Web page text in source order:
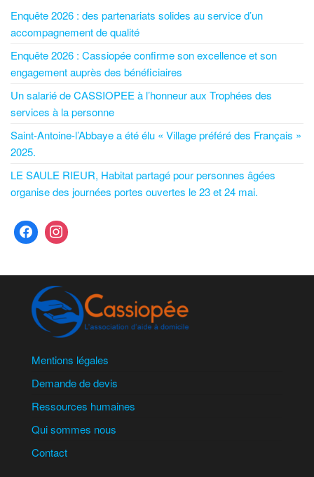
Enquête 2026 : des partenariats solides au service d’un
accompagnement de qualité
Enquête 2026 : Cassiopée confirme son excellence et son
engagement auprès des bénéficiaires
Un salarié de CASSIOPEE à l’honneur aux Trophées des
services à la personne
Saint-Antoine-l’Abbaye a été élu « Village préféré des Français »
2025.
LE SAULE RIEUR, Habitat partagé pour personnes âgées
organise des journées portes ouvertes le 23 et 24 mai.
Mentions légales
Demande de devis
Ressources humaines
Qui sommes nous
Contact